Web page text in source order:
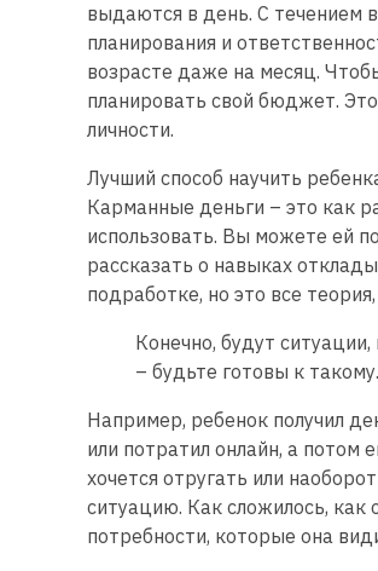
выдаются в день. С течением
планирования и
возрасте даже на месяц.
планировать свой бюджет.
личности.
Лучший способ научить
Карманные деньги – это как
использовать. Вы можете ей
рассказать о навыках
подработке, но это все
Конечно, будут
– будьте готовы к
Например, ребенок получил
или потратил онлайн, а потом
хочется отругать или
ситуацию. Как сложилось, как
потребности, которые она